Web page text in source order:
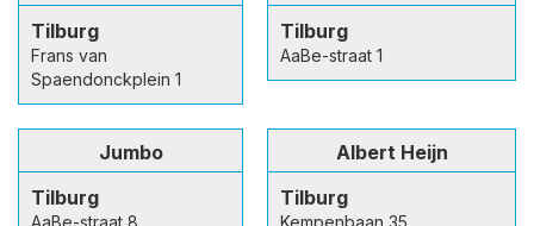
Tilburg
Frans van
Spaendonckplein 1
Tilburg
AaBe-straat 1
Jumbo
Tilburg
Albert Heijn
Tilburg